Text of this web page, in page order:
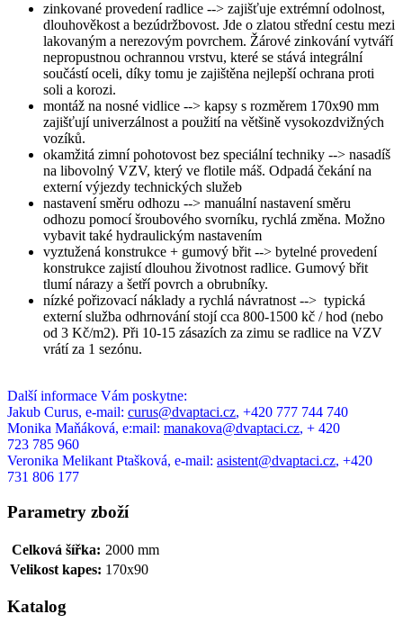
zinkované provedení radlice --> zajišťuje extrémní odolnost,
dlouhověkost a bezúdržbovost. Jde o zlatou střední cestu mezi
lakovaným a nerezovým povrchem. Žárové zinkování vytváří
nepropustnou ochrannou vrstvu, které se stává integrální
součástí oceli, díky tomu je zajištěna nejlepší ochrana proti
soli a korozi.
montáž na nosné vidlice --> kapsy s rozměrem 170x90 mm
zajišťují univerzálnost a použití na většině vysokozdvižných
vozíků.
okamžitá zimní pohotovost bez speciální techniky --> nasadíš
na libovolný VZV, který ve flotile máš. Odpadá čekání na
externí výjezdy technických služeb
nastavení směru odhozu --> manuální nastavení směru
odhozu pomocí šroubového svorníku, rychlá změna. Možno
vybavit také hydraulickým nastavením
vyztužená konstrukce + gumový břit --> bytelné provedení
konstrukce zajistí dlouhou životnost radlice. Gumový břit
tlumí nárazy a šetří povrch a obrubníky.
nízké pořizovací náklady a rychlá návratnost --> typická
externí služba odhrnování stojí cca 800-1500 kč / hod (nebo
od 3 Kč/m2). Při 10-15 zásazích za zimu se radlice na VZV
vrátí za 1 sezónu.
Další informace Vám poskytne:
Jakub Curus, e-mail: curus@dvaptaci.cz, +420 777 744 740
Monika Maňáková, e:mail: manakova@dvaptaci.cz, + 420
723 785 960
Veronika Melikant Ptašková, e-mail: asistent@dvaptaci.cz, +420
731 806 177
Parametry zboží
Celková šířka: 2000 mm
Velikost kapes: 170x90
Katalog